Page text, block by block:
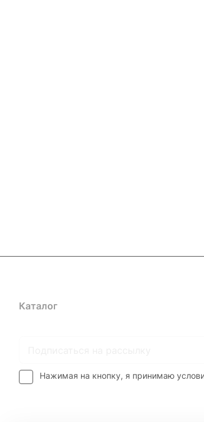
Каталог
Нажимая на кнопку, я принимаю